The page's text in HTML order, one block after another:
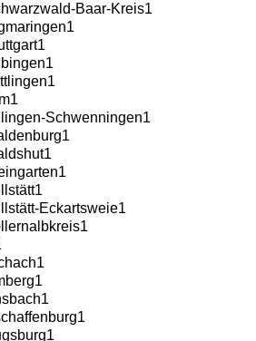
Baar-Kreis1
1
1
1
1
1
Schwenningen1
1
1
1
1
Eckartsweie1
1
1
1
1
1
1